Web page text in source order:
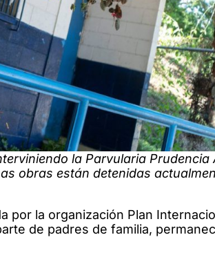
la Parvularia Prudencia
obras están detenidas
por la organización Plan
de padres de familia,